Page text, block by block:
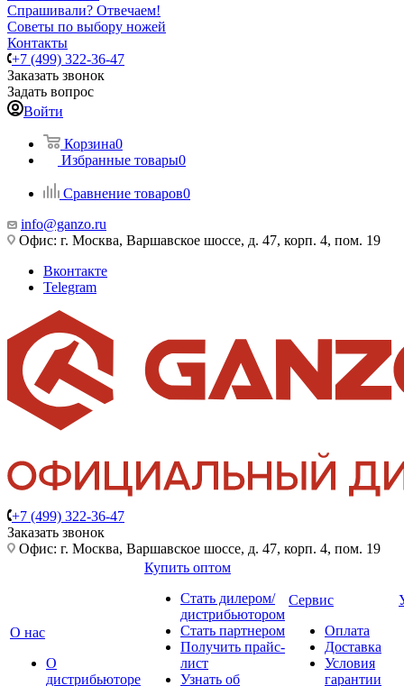
Спрашивали? Отвечаем!
Советы по выбору ножей
Контакты
+7 (499) 322-36-47
Заказать звонок
Задать вопрос
Войти
Корзина0
Избранные товары0
Сравнение товаров0
info@ganzo.ru
Офис: г. Москва, Варшавское шоссе, д. 47, корп. 4, пом. 19
Вконтакте
Telegram
+7 (499) 322-36-47
Заказать звонок
Офис: г. Москва, Варшавское шоссе, д. 47, корп. 4, пом. 19
О нас
О
дистрибьюторе
Купить оптом
Стать дилером/
дистрибьютором
Стать партнером
Получить прайс-
лист
Узнать об
Сервис
Оплата
Доставка
Условия
гарантии